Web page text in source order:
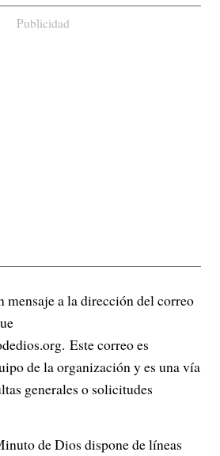
Publicidad
mensaje a la dirección del correo
Este correo es
de la organización y es una vía
generales o solicitudes
de Dios dispone de líneas